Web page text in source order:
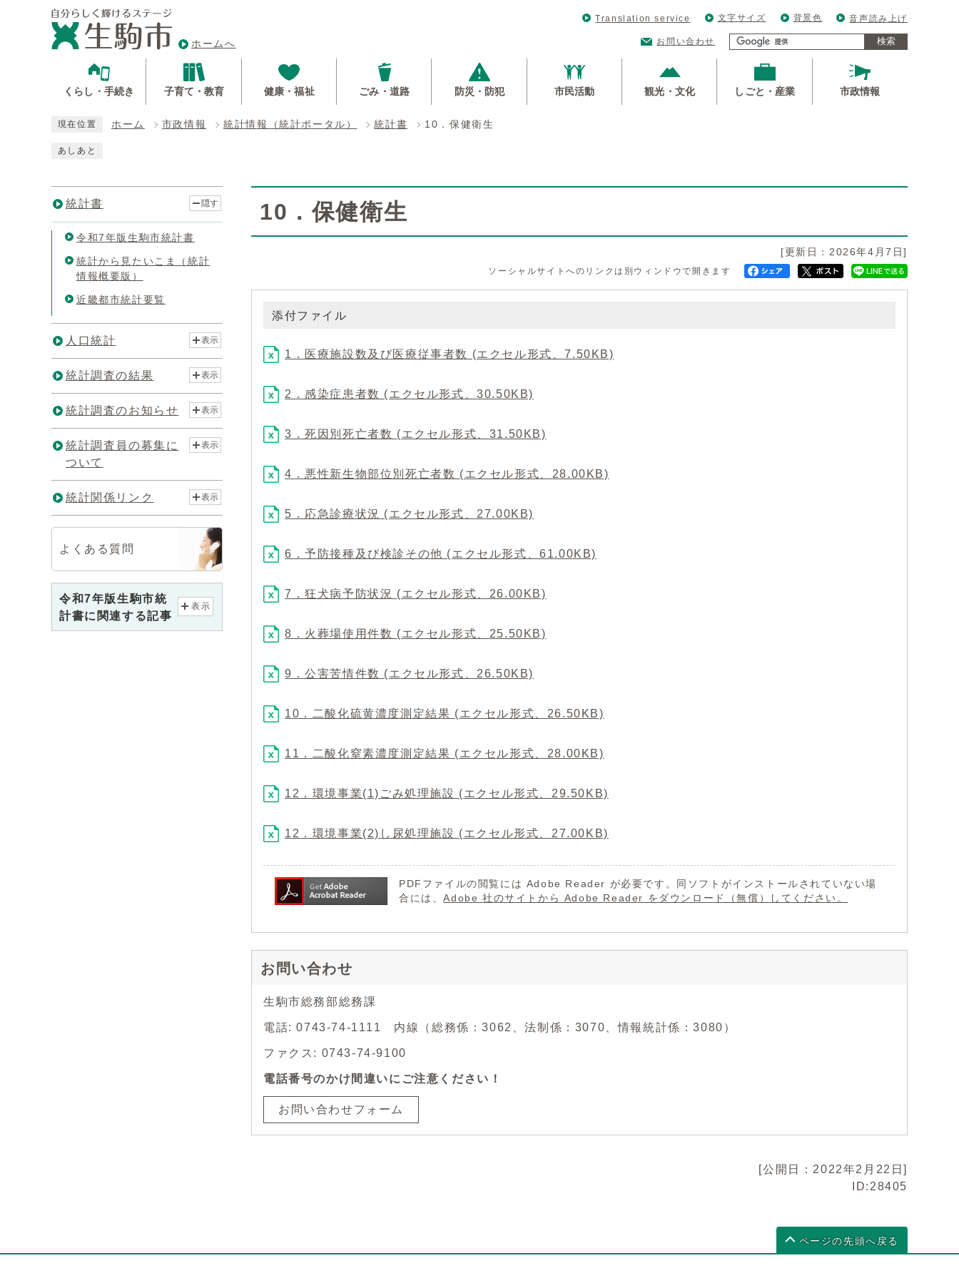
ホームへ
Translation service 文字サイズ 背景色 音声読み上げ
お問い合わせ 検索
くらし・手続き 子育て・教育 健康・福祉 ごみ・道路 防災・防犯 市民活動 観光・文化 しごと・産業 市政情報
現在位置 ホーム 市政情報 統計情報（統計ポータル） 統計書 10．保健衛生
あしあと
10．保健衛生
[更新日：2026年4月7日]
ソーシャルサイトへのリンクは別ウィンドウで開きます
添付ファイル
1．医療施設数及び医療従事者数 (エクセル形式、7.50KB)
2．感染症患者数 (エクセル形式、30.50KB)
3．死因別死亡者数 (エクセル形式、31.50KB)
4．悪性新生物部位別死亡者数 (エクセル形式、28.00KB)
5．応急診療状況 (エクセル形式、27.00KB)
6．予防接種及び検診その他 (エクセル形式、61.00KB)
7．狂犬病予防状況 (エクセル形式、26.00KB)
8．火葬場使用件数 (エクセル形式、25.50KB)
9．公害苦情件数 (エクセル形式、26.50KB)
10．二酸化硫黄濃度測定結果 (エクセル形式、26.50KB)
11．二酸化窒素濃度測定結果 (エクセル形式、28.00KB)
12．環境事業(1)ごみ処理施設 (エクセル形式、29.50KB)
12．環境事業(2)し尿処理施設 (エクセル形式、27.00KB)
PDFファイルの閲覧には Adobe Reader が必要です。同ソフトがインストールされていない場
合には、Adobe 社のサイトから Adobe Reader をダウンロード（無償）してください。
お問い合わせ
生駒市総務部総務課
電話: 0743-74-1111 内線（総務係：3062、法制係：3070、情報統計係：3080）
ファクス: 0743-74-9100
電話番号のかけ間違いにご注意ください！
お問い合わせフォーム
統計書 隠す
令和7年版生駒市統計書
統計から見たいこま（統計
情報概要版）
近畿都市統計要覧
人口統計 表示
統計調査の結果 表示
統計調査のお知らせ 表示
統計調査員の募集に
ついて
表示
統計関係リンク 表示
よくある質問
令和7年版生駒市統
計書に関連する記事
表示
[公開日：2022年2月22日]
ID:28405
ページの先頭へ戻る